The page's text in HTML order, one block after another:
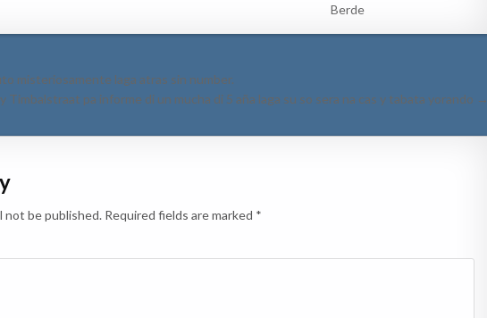
Berde
misteriosamente laga atras sin number.
Timbalstraat pa informe di un mucha di 5 aña laga su so sera na cas y tabata yorando →
not be published. Required fields are marked *